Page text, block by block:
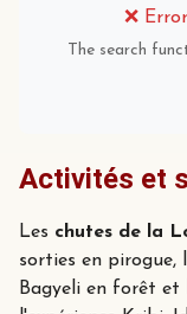
❌
The search
Activités et
Les chutes de la
sorties en pirogue,
Bagyeli en forêt et